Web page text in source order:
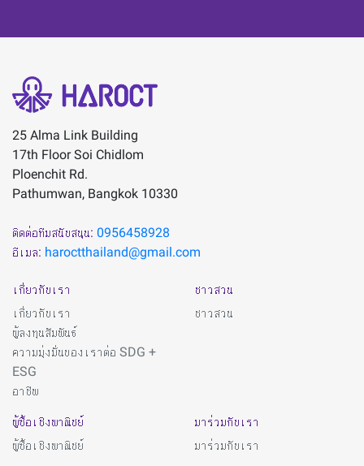
25 Alma Link Building
17th Floor Soi Chidlom
Ploenchit Rd.
Pathumwan, Bangkok 10330
ติดต่อทีมสนับสนุน: 0956458928
อีเมล: haroctthailand@gmail.com
เกี่ยวกับเรา
เกี่ยวกับเรา
ผู้ลงทุนสัมพันธ์
ความมุ่งมั่นของเราต่อ SDG +
ESG
อาชีพ
ชาวสวน
ชาวสวน
ผู้ซื้อเชิงพาณิชย์
ผู้ซื้อเชิงพาณิชย์
มาร่วมกับเรา
มาร่วมกับเรา